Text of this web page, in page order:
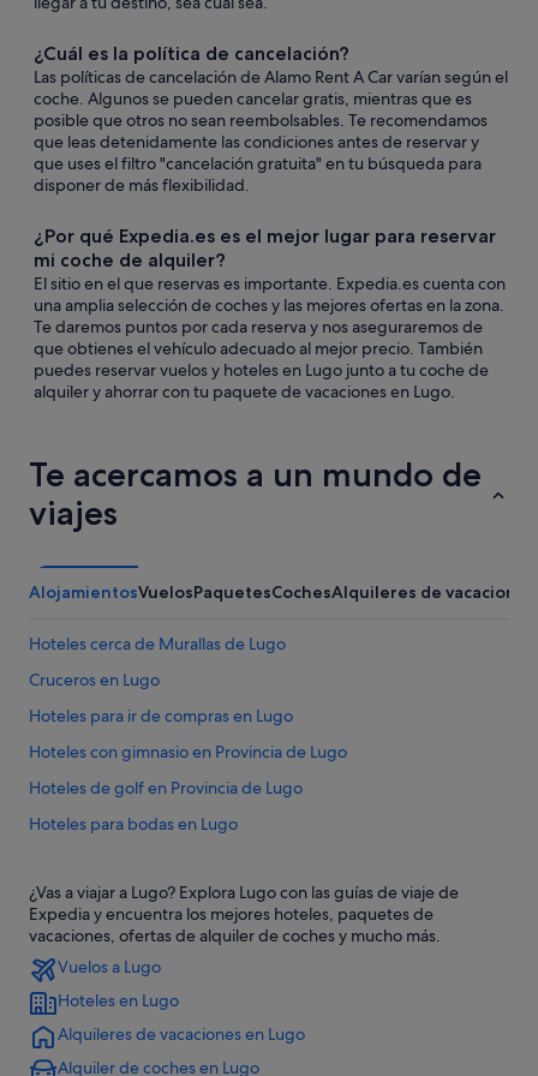
¿Cuál es la política de cancelación?
Las políticas de cancelación de Alamo Rent A Car varían según el
coche. Algunos se pueden cancelar gratis, mientras que es
posible que otros no sean reembolsables. Te recomendamos
que leas detenidamente las condiciones antes de reservar y
que uses el filtro "cancelación gratuita" en tu búsqueda para
disponer de más flexibilidad.
¿Por qué Expedia.es es el mejor lugar para reservar
mi coche de alquiler?
El sitio en el que reservas es importante. Expedia.es cuenta con
una amplia selección de coches y las mejores ofertas en la zona.
Te daremos puntos por cada reserva y nos aseguraremos de
que obtienes el vehículo adecuado al mejor precio. También
puedes reservar vuelos y hoteles en Lugo junto a tu coche de
alquiler y ahorrar con tu paquete de vacaciones en Lugo.
Te acercamos a un mundo de
viajes
AlojamientosVuelosPaquetesCochesAlquileres de vacaciones
Hoteles cerca de Murallas de Lugo
Cruceros en Lugo
Hoteles para ir de compras en Lugo
Hoteles con gimnasio en Provincia de Lugo
Hoteles de golf en Provincia de Lugo
Hoteles para bodas en Lugo
Casas de campo en Lugo
Hoteles con restaurante en Lugo
Hotusa hoteles en Lugo
Hoteles que aceptan mascotas en Lugo
Hoteles románticos en Lugo
¿Vas a viajar a Lugo? Explora Lugo con las guías de viaje de
Expedia y encuentra los mejores hoteles, paquetes de
vacaciones, ofertas de alquiler de coches y mucho más.
Vuelos a Lugo
Hoteles en Lugo
Alquileres de vacaciones en Lugo
Alquiler de coches en Lugo